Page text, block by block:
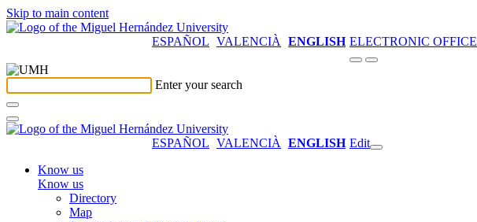
Skip to main content
ESPAÑOL VALENCIÀ ENGLISH ELECTRONIC OFFICE
Enter your search
ESPAÑOL VALENCIÀ ENGLISH Edit
Know us
Know us
Directory
Map